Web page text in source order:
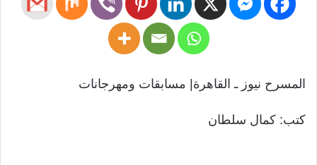
المسرح نيوز ـ القاهرة| مسابقات ومهرجانات
كتب: كمال سلطان